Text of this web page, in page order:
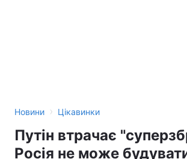
Новини › Цікавинки
Путін втрачає
Росія не може